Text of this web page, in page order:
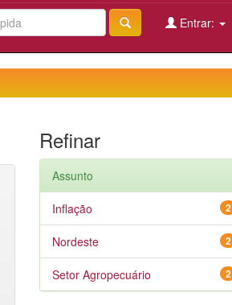
Entrar:
Refinar
Assunto
2
Inflação
2
Nordeste
2
Setor Agropecuário